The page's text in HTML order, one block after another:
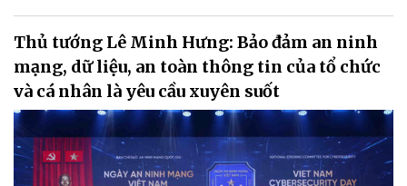
Thủ tướng Lê Minh Hưng: Bảo đảm an ninh
mạng, dữ liệu, an toàn thông tin của tổ chức
và cá nhân là yêu cầu xuyên suốt